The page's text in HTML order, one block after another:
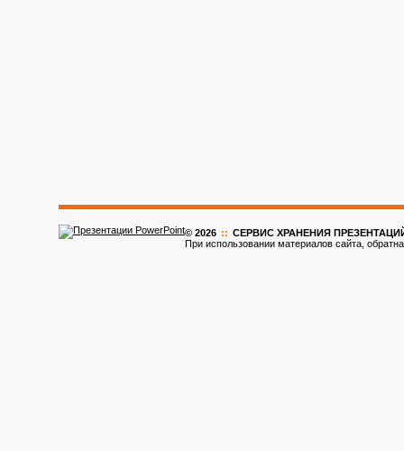
© 2026 :: CЕРВИС ХРАНЕНИЯ ПРЕЗЕНТАЦИЙ
При использовании материалов сайта,